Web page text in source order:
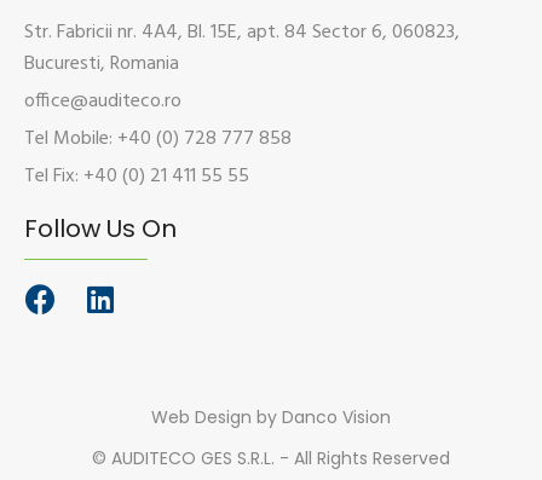
Str. Fabricii nr. 4A4, Bl. 15E, apt. 84 Sector 6, 060823,
Bucuresti, Romania
office@auditeco.ro
Tel Mobile: +40 (0) 728 777 858
Tel Fix: +40 (0) 21 411 55 55
Follow Us On
© AUDITECO GES S.R.L. - All Rights Reserved
Web Design by Danco Vision